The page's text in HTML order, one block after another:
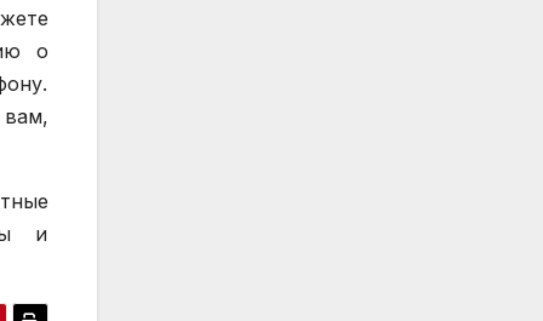
о
и